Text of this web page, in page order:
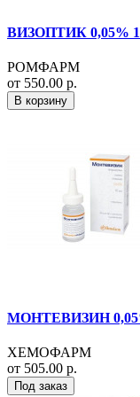
ВИЗОПТИК 0,05%
РОМФАРМ
от 550.00 р.
В корзину
МОНТЕВИЗИН
ХЕМОФАРМ
от 505.00 р.
Под заказ